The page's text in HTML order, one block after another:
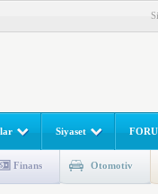
Siyaset
Finans Otomotiv